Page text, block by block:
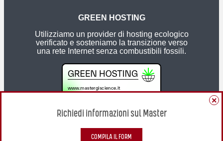
GREEN HOSTING
Utilizziamo un provider di hosting ecologico
verificato e sosteniamo la transizione verso
una rete Internet senza combustibili fossili.
COMPILA IL FORM